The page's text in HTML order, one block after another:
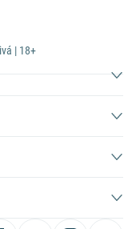
| 18+